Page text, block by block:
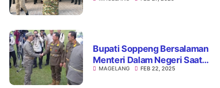
Bupati Soppeng Bersalaman
Menteri Dalam Negeri Saat
Ikuti Kegiatan Retreat
MAGELANG FEB 22, 2025